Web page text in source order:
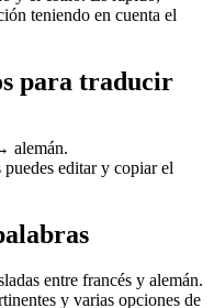
teniendo en cuenta el
para traducir
alemán.
editar y copiar el
entre francés y alemán.
y varias opciones de